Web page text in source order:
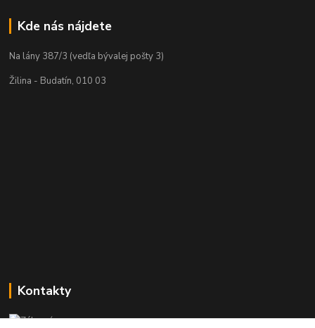
Kde nás nájdete
Na lány 387/3 (vedľa bývalej pošty 3)
Žilina - Budatín, 010 03
Kontakty